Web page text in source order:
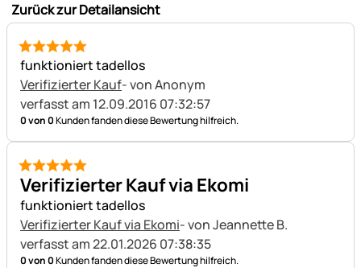
Zurück zur Detailansicht
5 von 5
funktioniert tadellos
Verifizierter Kauf- von Anonym
verfasst am 12.09.2016 07:32:57
0 von 0Kunden fanden diese Bewertung hilfreich.
5 von 5
Verifizierter Kauf via Ekomi
funktioniert tadellos
Verifizierter Kauf via Ekomi- von Jeannette B.
verfasst am 22.01.2026 07:38:35
0 von 0Kunden fanden diese Bewertung hilfreich.